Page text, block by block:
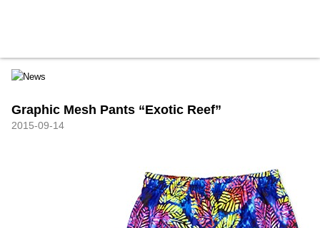
Graphic Mesh Pants “Exotic Reef”
2015-09-14